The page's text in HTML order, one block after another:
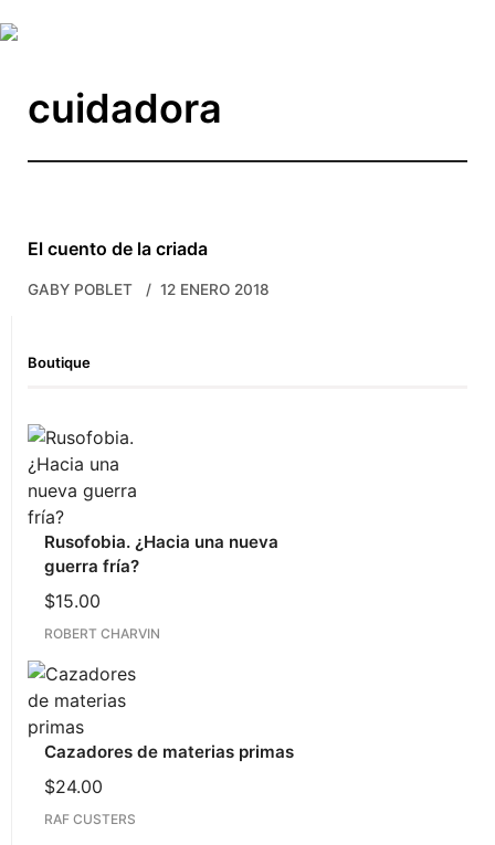
cuidadora
El cuento de la criada
GABY POBLET 12 ENERO 2018
Boutique
Rusofobia. ¿Hacia una nueva
guerra fría?
$15.00
ROBERT CHARVIN
Cazadores de materias primas
$24.00
RAF CUSTERS